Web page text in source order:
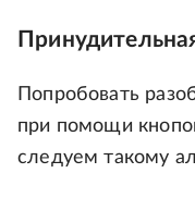
Попробовать
при помощи
следуем такому